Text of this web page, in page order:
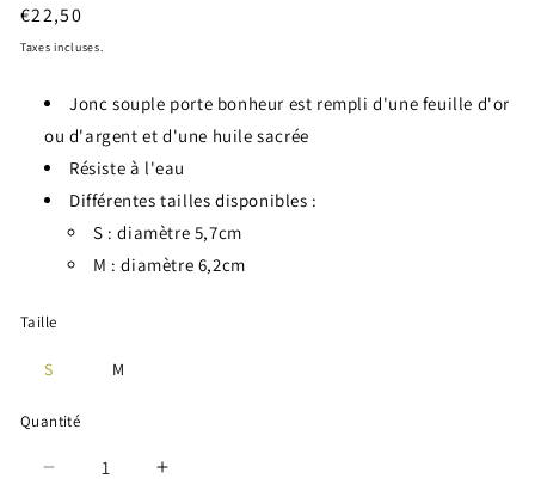
Prix
habituel
€22,50
Taxes incluses.
Jonc souple porte bonheur est rempli d'une feuille d'or
ou d'argent et d'une huile sacrée
Résiste à l'eau
Différentes tailles disponibles :
S : diamètre 5,7cm
M : diamètre 6,2cm
Taille
S M
Quantité
Réduire
Augmenter